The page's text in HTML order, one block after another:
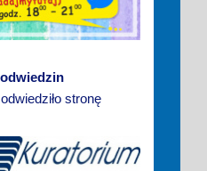
stronę